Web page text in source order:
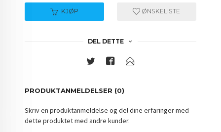
KJØP ØNSKELISTE
DEL DETTE
PRODUKTANMELDELSER (0)
Skriv en produktanmeldelse og del dine erfaringer med
dette produktet med andre kunder.